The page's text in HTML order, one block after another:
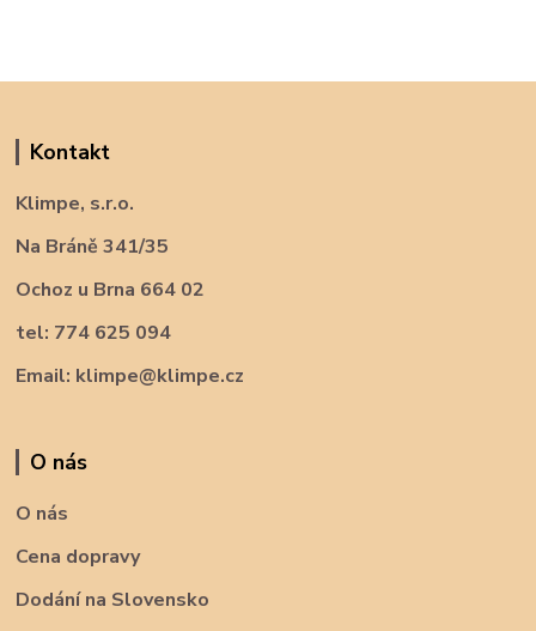
Kontakt
Klimpe, s.r.o.
Na Bráně 341/35
Ochoz u Brna 664 02
tel: 774 625 094
Email: klimpe@klimpe.cz
O nás
O nás
Cena dopravy
Dodání na Slovensko